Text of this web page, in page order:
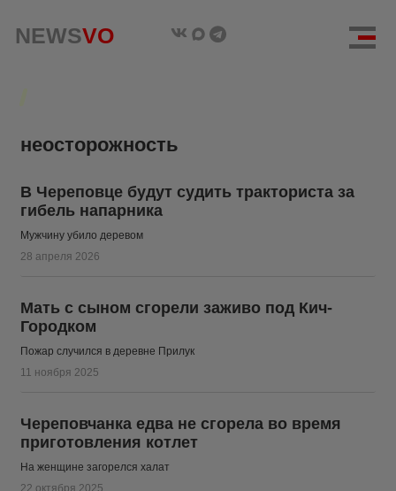
NEWSVO
NEWSVO
неосторожность
В Череповце будут судить тракториста за
гибель напарника
Мужчину убило деревом
28 апреля 2026
Мать с сыном сгорели заживо под Кич-
Городком
Пожар случился в деревне Прилук
11 ноября 2025
Череповчанка едва не сгорела во время
приготовления котлет
На женщине загорелся халат
22 октября 2025